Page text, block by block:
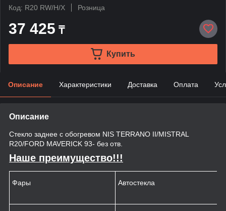
Код: R20 RW/H/X
Розница
37 425 ₸
Купить
Описание Характеристики Доставка Оплата
Описание
Стекло заднее с обогревом NIS TERRANO II/MISTRAL
R20/FORD MAVERICK 93- без отв.
Наше преимущество!!!
Фары Автостекла